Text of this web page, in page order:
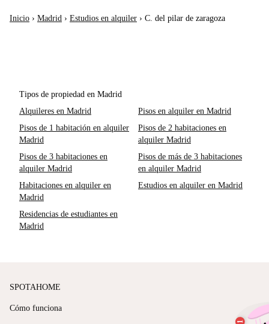
Inicio › Madrid › Estudios en alquiler › C. del pilar de zaragoza
Tipos de propiedad en Madrid
Alquileres en Madrid
Pisos en alquiler en Madrid
Pisos de 1 habitación en alquiler
Madrid
Pisos de 2 habitaciones en
alquiler Madrid
Pisos de 3 habitaciones en
alquiler Madrid
Pisos de más de 3 habitaciones
en alquiler Madrid
Habitaciones en alquiler en
Madrid
Estudios en alquiler en Madrid
Residencias de estudiantes en
Madrid
SPOTAHOME
Cómo funciona